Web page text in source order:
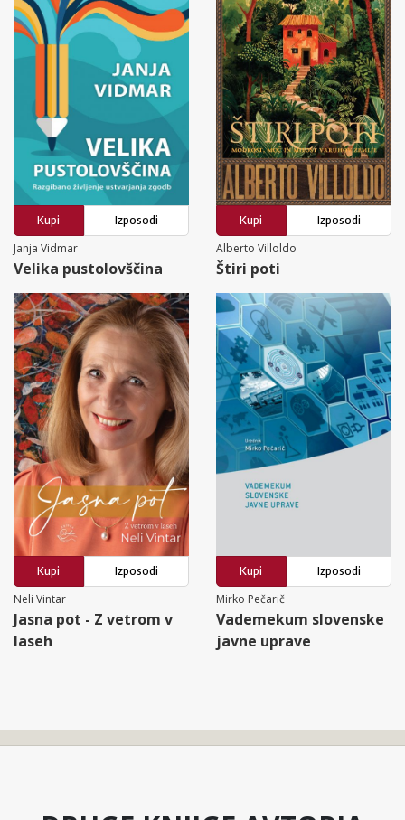
Kupi
Izposodi
Janja Vidmar
Velika pustolovščina
Kupi
Izposodi
Alberto Villoldo
Štiri poti
Kupi
Izposodi
Neli Vintar
Jasna pot - Z vetrom v
laseh
Kupi
Izposodi
Mirko Pečarič
Vademekum slovenske
javne uprave